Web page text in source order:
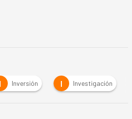
I Inversión I Investigación